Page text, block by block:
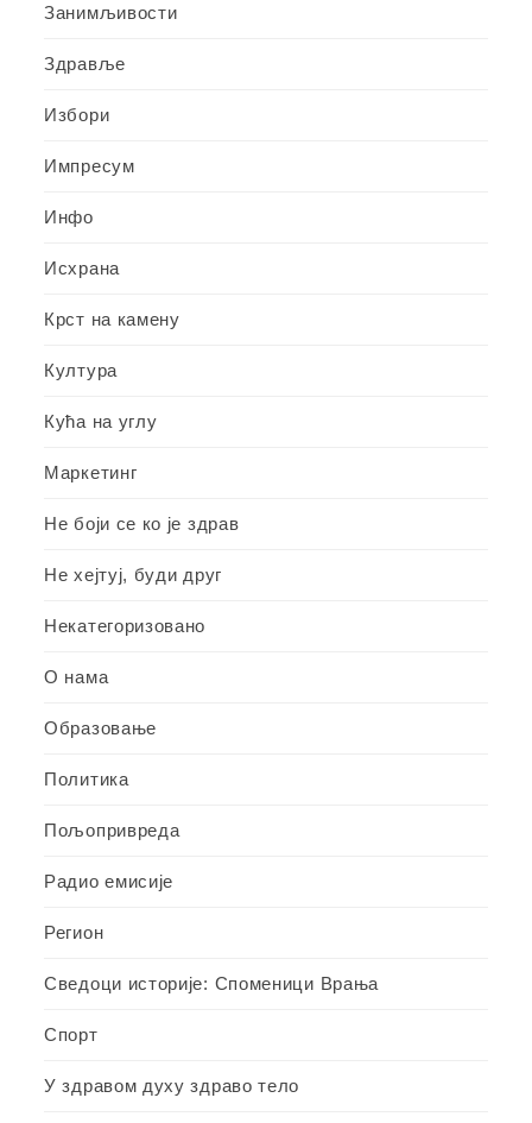
Занимљивости
Здравље
Избори
Импресум
Инфо
Исхрана
Крст на камену
Култура
Кућа на углу
Маркетинг
Не боји се ко је здрав
Не хејтуј, буди друг
Некатегоризовано
О нама
Образовање
Политика
Пољопривреда
Радио емисије
Регион
Сведоци историје: Споменици Врања
Спорт
У здравом духу здраво тело